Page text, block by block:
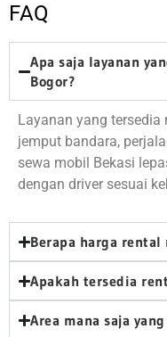
FAQ
Apa saja layanan
Bogor?
Layanan yang
jemput bandara,
sewa mobil Bekasi
dengan driver sesuai
Berapa harga
Apakah tersedia
Area mana saja